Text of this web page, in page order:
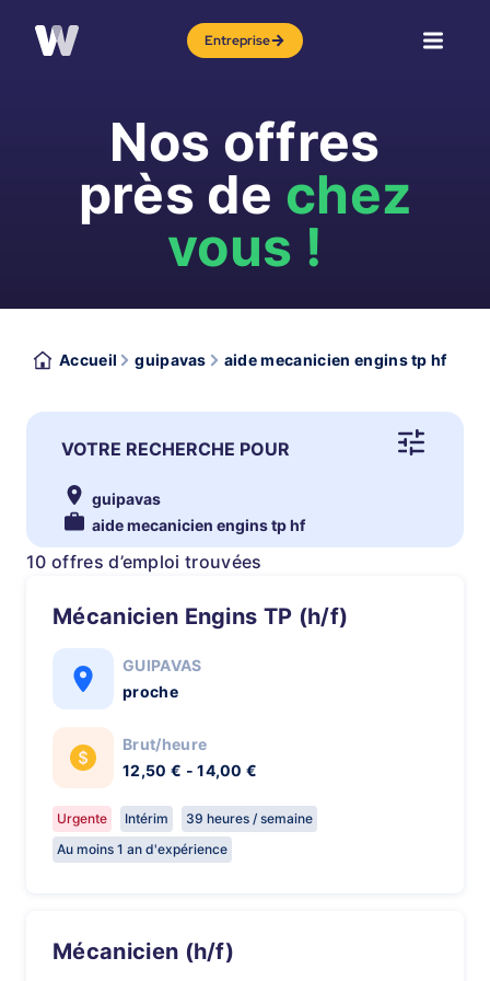
Entreprise
Nos offres
près de chez
vous !
Accueil guipavas aide mecanicien engins tp hf
VOTRE RECHERCHE POUR
guipavas
aide mecanicien engins tp hf
10 offres d’emploi trouvées
Mécanicien Engins TP (h/f)
GUIPAVAS
proche
Brut/heure
12,50 € - 14,00 €
Urgente Intérim
39 heures / semaine
Au moins 1 an d'expérience
Mécanicien (h/f)